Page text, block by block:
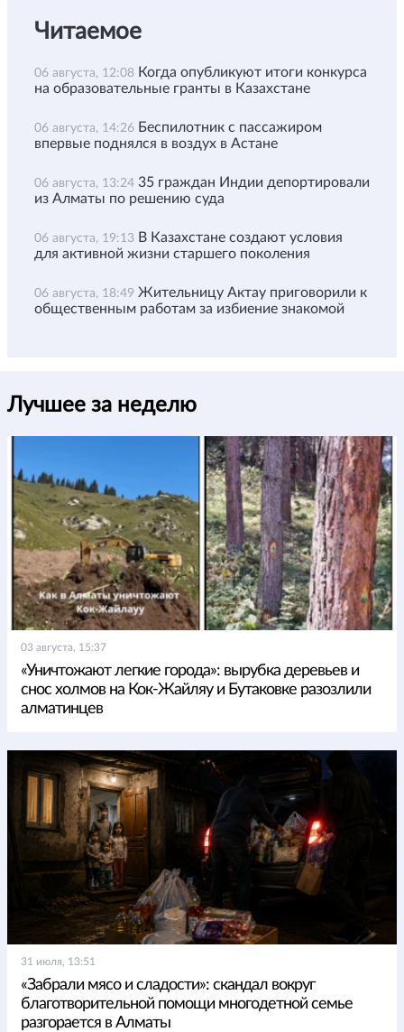
Читаемое
06 августа, 12:08 Когда опубликуют итоги конкурса
на образовательные гранты в Казахстане
06 августа, 14:26 Беспилотник с пассажиром
впервые поднялся в воздух в Астане
06 августа, 13:24 35 граждан Индии депортировали
из Алматы по решению суда
06 августа, 19:13 В Казахстане создают условия
для активной жизни старшего поколения
06 августа, 18:49 Жительницу Актау приговорили к
общественным работам за избиение знакомой
Лучшее за неделю
03 августа, 15:37
«Уничтожают легкие города»: вырубка деревьев и
снос холмов на Кок-Жайляу и Бутаковке разозлили
алматинцев
31 июля, 13:51
«Забрали мясо и сладости»: скандал вокруг
благотворительной помощи многодетной семье
разгорается в Алматы